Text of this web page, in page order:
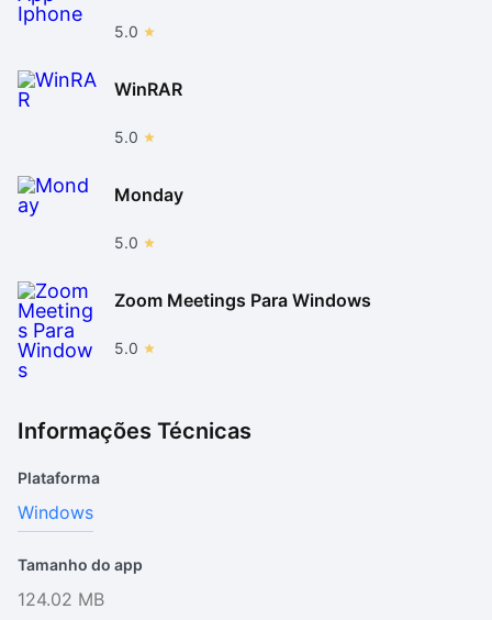
5.0
WinRAR
5.0
Monday
5.0
Zoom Meetings Para Windows
5.0
Informações Técnicas
Plataforma
Windows
Tamanho do app
124.02 MB